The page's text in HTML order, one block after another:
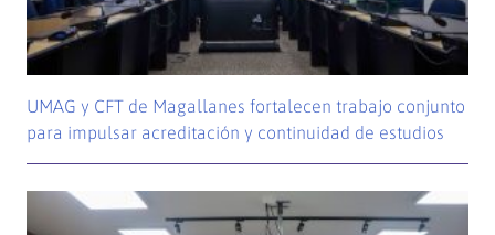
UMAG y CFT de Magallanes fortalecen trabajo conjunto
para impulsar acreditación y continuidad de estudios